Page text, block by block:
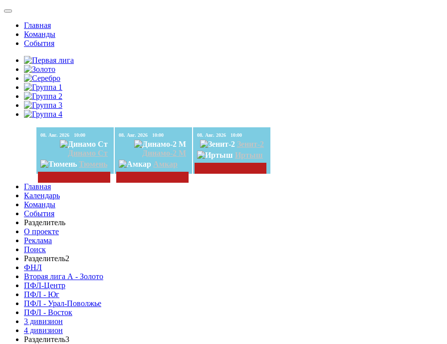
Главная
Команды
События
08. Авг. 2026 10:00
Динамо Ст
Тюмень
08. Авг. 2026 10:00
Динамо-2 М
Амкар
08. Авг. 2026 10:00
Зенит-2
Иртыш
Главная
Календарь
Команды
События
Разделитель
О проекте
Реклама
Поиск
Разделитель2
ФНЛ
Вторая лига А - Золото
ПФЛ-Центр
ПФЛ - Юг
ПФЛ - Урал-Поволжье
ПФЛ - Восток
3 дивизион
4 дивизион
Разделитель3